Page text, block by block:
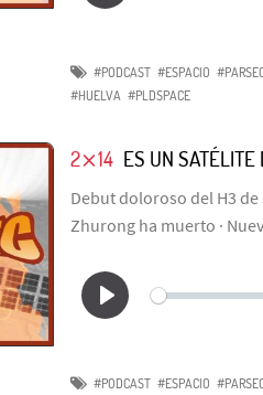
#PODCAST #ESPACIO
#HUELVA #PLDSPACE
2⨯14 ES UN SATÉLITE
Debut doloroso del H3 de
Zhurong ha muerto ·
#PODCAST #ESPACIO